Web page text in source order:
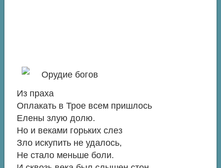
Из праха
Оплакать в Трое всем пришлось
Елены злую долю.
Но и веками горьких слез
Зло искупить не удалось,
Не стало меньше боли.